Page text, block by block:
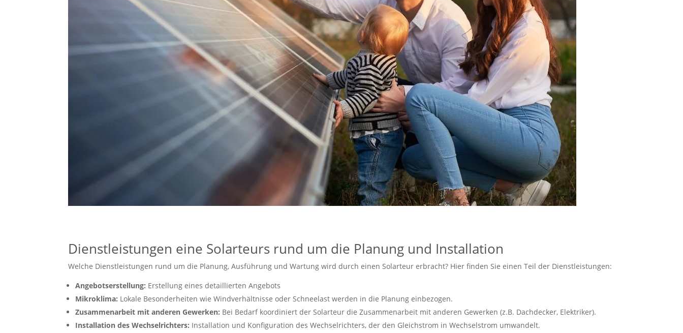
Dienstleistungen eine Solarteurs rund um die Planung und Installation
Welche Dienstleistungen rund um die Planung, Ausführung und Wartung wird durch einen Solarteur erbracht? Hier finden Sie einen Teil der Dienstleistungen:
Angebotserstellung: Erstellung eines detaillierten Angebots
Mikroklima: Lokale Besonderheiten wie Windverhältnisse oder Schneelast werden in die Planung einbezogen.
Zusammenarbeit mit anderen Gewerken: Bei Bedarf koordiniert der Solarteur die Zusammenarbeit mit anderen Gewerken (z.B. Dachdecker, Elektriker).
Installation des Wechselrichters: Installation und Konfiguration des Wechselrichters, der den Gleichstrom in Wechselstrom umwandelt.